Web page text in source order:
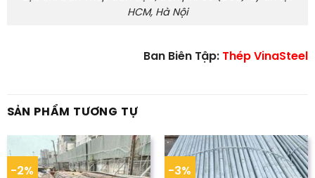
HCM, Hà Nội
Ban Biên Tập: Thép VinaSteel
SẢN PHẨM TƯƠNG TỰ
-2% -3%